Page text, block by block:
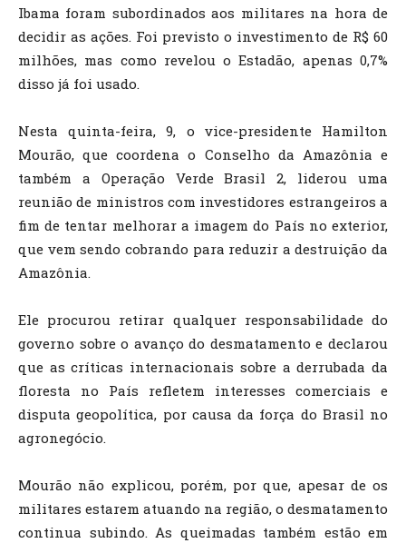
Ibama foram subordinados aos militares na hora de
decidir as ações. Foi previsto o investimento de R$ 60
milhões, mas como revelou o Estadão, apenas 0,7%
disso já foi usado.
Nesta quinta-feira, 9, o vice-presidente Hamilton
Mourão, que coordena o Conselho da Amazônia e
também a Operação Verde Brasil 2, liderou uma
reunião de ministros com investidores estrangeiros a
fim de tentar melhorar a imagem do País no exterior,
que vem sendo cobrando para reduzir a destruição da
Amazônia.
Ele procurou retirar qualquer responsabilidade do
governo sobre o avanço do desmatamento e declarou
que as críticas internacionais sobre a derrubada da
floresta no País refletem interesses comerciais e
disputa geopolítica, por causa da força do Brasil no
agronegócio.
Mourão não explicou, porém, por que, apesar de os
militares estarem atuando na região, o desmatamento
continua subindo. As queimadas também estão em